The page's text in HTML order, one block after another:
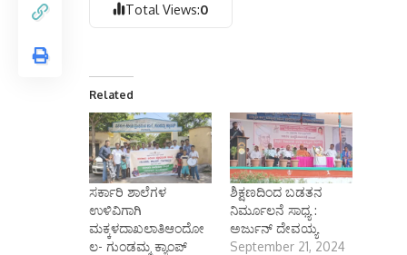
Total Views:0
Related
ಸರ್ಕಾರಿ ಶಾಲೆಗಳ
ಉಳಿವಿಗಾಗಿ
ಮಕ್ಕಳದಾಖಲಾತಿಆಂದೋ
ಲ- ಗುಂಡಮ್ಮ ಕ್ಯಾಂಪ್
ಶಿಕ್ಷಣದಿಂದ ಬಡತನ
ನಿರ್ಮೂಲನೆ ಸಾಧ್ಯ :
ಅರ್ಜುನ್ ದೇವಯ್ಯ
September 21, 2024